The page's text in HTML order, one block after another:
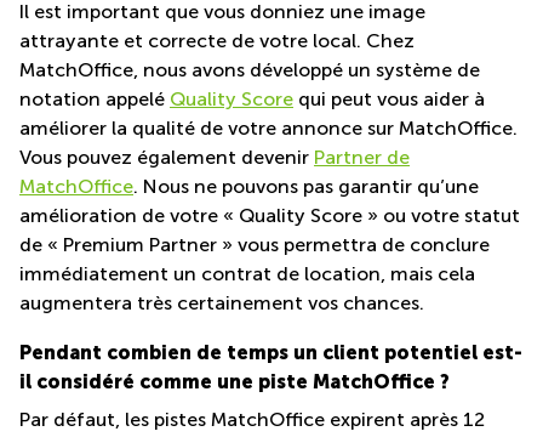
Il est important que vous donniez une image
attrayante et correcte de votre local. Chez
MatchOffice, nous avons développé un système de
notation appelé Quality Score qui peut vous aider à
améliorer la qualité de votre annonce sur MatchOffice.
Vous pouvez également devenir Partner de
MatchOffice. Nous ne pouvons pas garantir qu’une
amélioration de votre « Quality Score » ou votre statut
de « Premium Partner » vous permettra de conclure
immédiatement un contrat de location, mais cela
augmentera très certainement vos chances.
Pendant combien de temps un client potentiel est-
il considéré comme une piste MatchOffice ?
Par défaut, les pistes MatchOffice expirent après 12